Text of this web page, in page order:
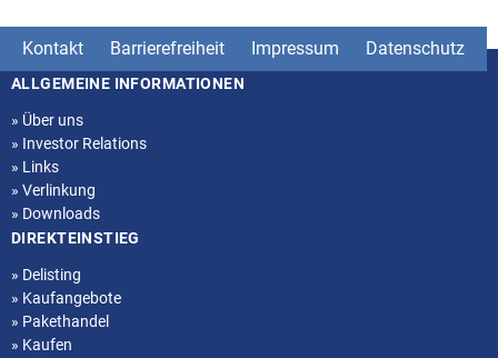
Kontakt Barrierefreiheit Impressum Datenschutz
Seitenstruktur
ALLGEMEINE INFORMATIONEN
» Über uns
» Investor Relations
» Links
» Verlinkung
» Downloads
DIREKTEINSTIEG
» Delisting
» Kaufangebote
» Pakethandel
» Kaufen